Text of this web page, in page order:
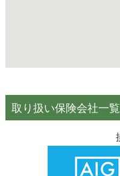
取り扱い保険会社一覧